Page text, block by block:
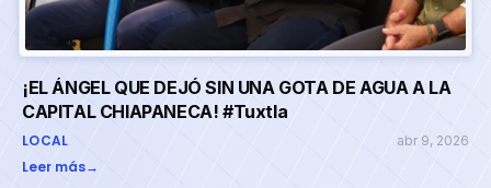
¡EL ÁNGEL QUE DEJÓ SIN UNA GOTA DE AGUA A LA
CAPITAL CHIAPANECA! #Tuxtla
LOCAL abr 9, 2026
Leer más→